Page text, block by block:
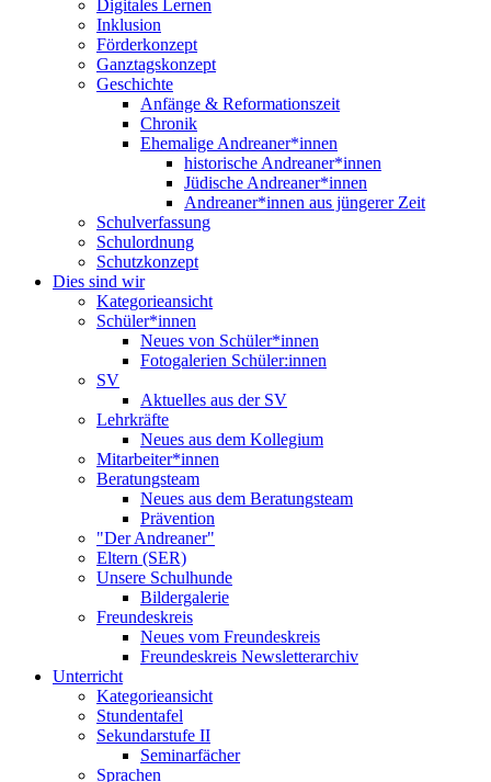
Digitales Lernen
Inklusion
Förderkonzept
Ganztagskonzept
Geschichte
Anfänge & Reformationszeit
Chronik
Ehemalige Andreaner*innen
historische Andreaner*innen
Jüdische Andreaner*innen
Andreaner*innen aus jüngerer Zeit
Schulverfassung
Schulordnung
Schutzkonzept
Dies sind wir
Kategorieansicht
Schüler*innen
Neues von Schüler*innen
Fotogalerien Schüler:innen
SV
Aktuelles aus der SV
Lehrkräfte
Neues aus dem Kollegium
Mitarbeiter*innen
Beratungsteam
Neues aus dem Beratungsteam
Prävention
"Der Andreaner"
Eltern (SER)
Unsere Schulhunde
Bildergalerie
Freundeskreis
Neues vom Freundeskreis
Freundeskreis Newsletterarchiv
Unterricht
Kategorieansicht
Stundentafel
Sekundarstufe II
Seminarfächer
Sprachen